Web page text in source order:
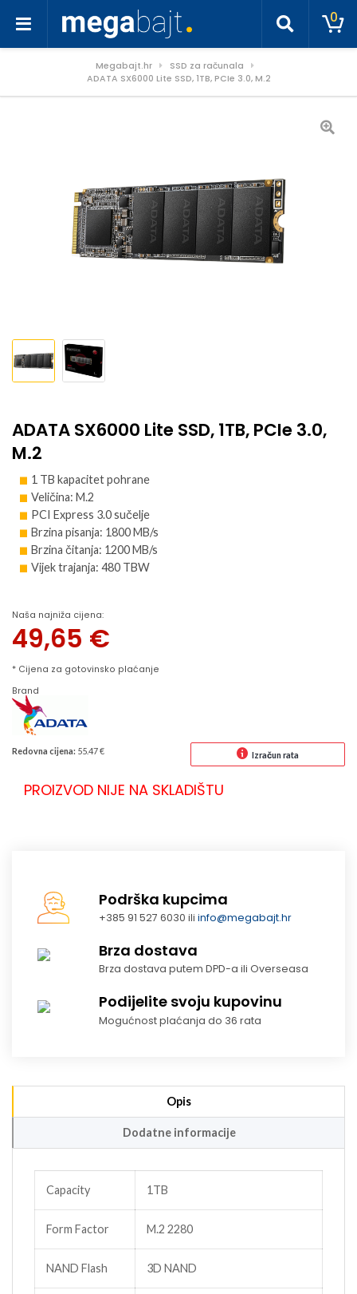
0
Megabajt.hr
SSD za računala
ADATA SX6000 Lite SSD, 1TB, PCIe 3.0, M.2
ADATA SX6000 Lite SSD, 1TB, PCIe 3.0,
M.2
1 TB kapacitet pohrane
Veličina: M.2
PCI Express 3.0 sučelje
Brzina pisanja: 1800 MB/s
Brzina čitanja: 1200 MB/s
Vijek trajanja: 480 TBW
Naša najniža cijena:
49,65 €
* Cijena za gotovinsko plaćanje
Brand
Redovna cijena: 55.47 € Izračun rata
PROIZVOD NIJE NA SKLADIŠTU
Podrška kupcima
+385 91 527 6030 iliinfo@megabajt.hr
Brza dostava
Brza dostava putem DPD-a ili Overseasa
Podijelite svoju kupovinu
Mogućnost plaćanja do 36 rata
Opis
Dodatne informacije
Capacity 1TB
Form Factor M.2 2280
NAND Flash 3D NAND